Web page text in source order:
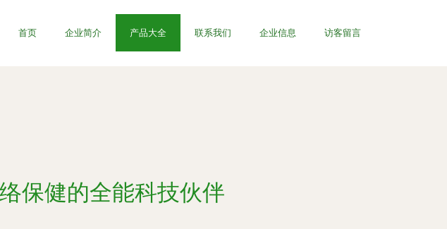
首页 企业简介 产品大全 联系我们 企业信息 访客留言
保健的全能科技伙伴